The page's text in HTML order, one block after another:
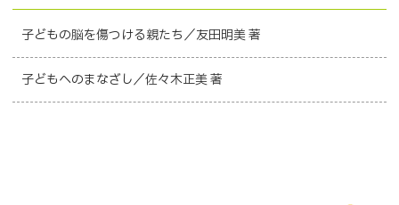
子どもの脳を傷つける親たち／友田明美 著
子どもへのまなざし／佐々木正美 著